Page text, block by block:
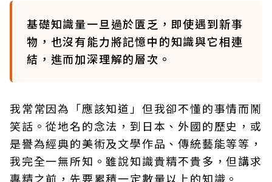
基礎知識量一旦過於匱乏，即使遇到新事
物，也沒有能力將記憶中的知識與它相連
結，進而加深理解的層次。
我常常因為「應該知道」但我卻不懂的事情而鬧
笑話。從地名的念法，到日本、外國的歷史，或
是譽為經典的美術及文學作品、傳統藝能等等，
我完全一無所知。雖說知識貴精不貴多，但講求
專精之前，先要累積一定數量以上的知識。